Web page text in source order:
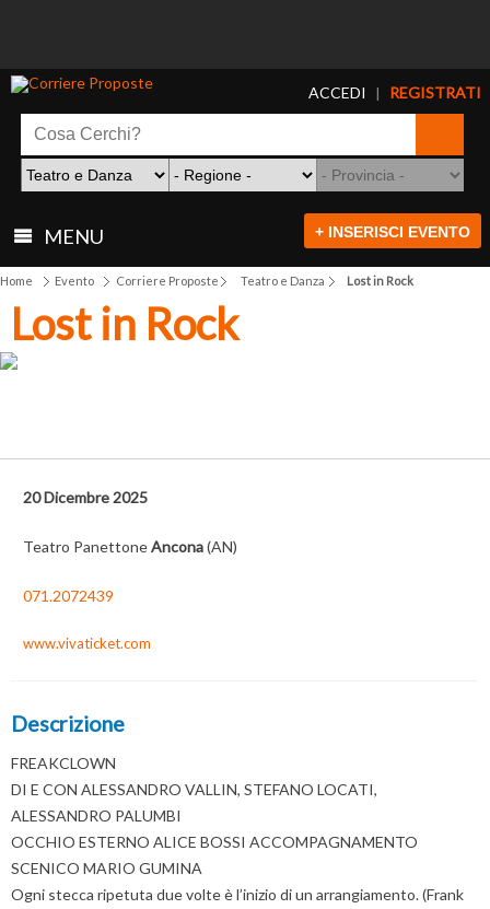
ACCEDI | REGISTRATI
MENU + INSERISCI EVENTO
Home Evento Corriere Proposte Teatro e Danza Lost in Rock
Lost in Rock
20 Dicembre 2025
Teatro PanettoneAncona(AN)
071.2072439
www.vivaticket.com
Descrizione
FREAKCLOWN
DI E CON ALESSANDRO VALLIN, STEFANO LOCATI,
ALESSANDRO PALUMBI
OCCHIO ESTERNO ALICE BOSSI ACCOMPAGNAMENTO
SCENICO MARIO GUMINA
Ogni stecca ripetuta due volte è l’inizio di un arrangiamento. (Frank